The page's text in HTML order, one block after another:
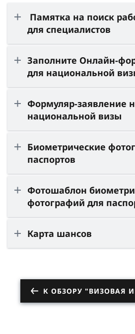
Памятка на поиск
для специалистов
Заполните Онлайн-
для национальной
Формуляр-заявление
национальной визы
Биометрические
паспортов
Фотошаблон
фотографий для
Карта шансов
К ОБЗОРУ "ВИЗОВАЯ